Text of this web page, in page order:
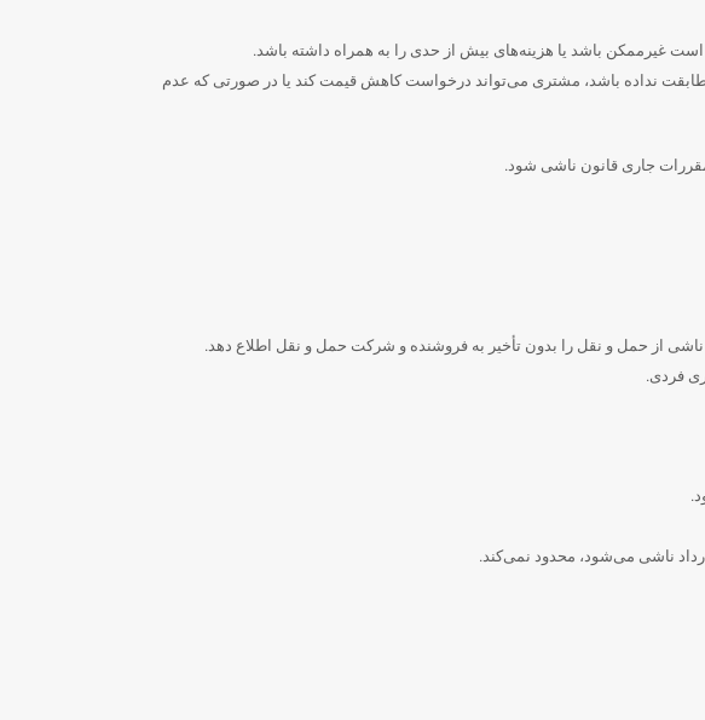
غیرممکن باشد یا هزینه‌های بیش از حدی را به همراه داشته باشد.
مطابقت نداده باشد، مشتری می‌تواند درخواست کاهش قیمت کند یا در صورتی که عدم
از حمل و نقل را بدون تأخیر به فروشنده و شرکت حمل و نقل اطلاع دهد.
فردی.
ناشی می‌شود، محدود نمی‌کند.